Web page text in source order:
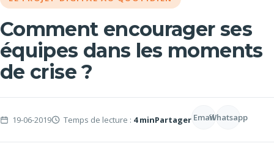
Comment encourager ses
équipes dans les moments
de crise ?
19-06-2019 Temps de lecture : 4 minPartager EmailWhatsapp